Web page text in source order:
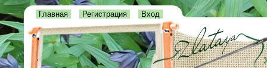
Главная Регистрация Вход